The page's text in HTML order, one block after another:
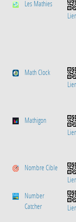
Les Mathies
Math Clock
Mathigon
Nombre Cible
Number
Catcher